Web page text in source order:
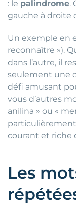
: le palindrome.
gauche à droite
Un exemple en
reconnaître »).
dans l’autre, il
seulement une
défi amusant
vous d’autres
anilina » ou «
courant et riche
Les